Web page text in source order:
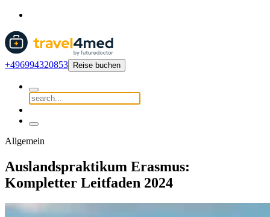
+496994320853 Reise buchen
Allgemein
Auslandspraktikum Erasmus:
Kompletter Leitfaden 2024